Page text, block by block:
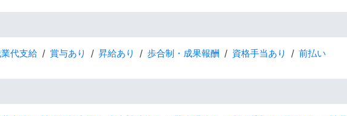
代支給 賞与あり 昇給あり 歩合制・成果報酬 資格手当あり 前払い